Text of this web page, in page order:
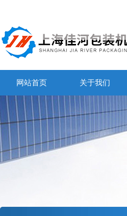
网站首页 关于我们